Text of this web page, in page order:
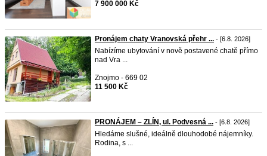
7 900 000 Kč
Pronájem chaty Vranovská přehr ... - [6.8. 2026]
Nabízíme ubytování v nově postavené chatě přímo
nad Vra ...
Znojmo - 669 02
11 500 Kč
PRONÁJEM – ZLÍN, ul. Podvesná ... - [6.8. 2026]
Hledáme slušné, ideálně dlouhodobé nájemníky.
Rodina, s ...